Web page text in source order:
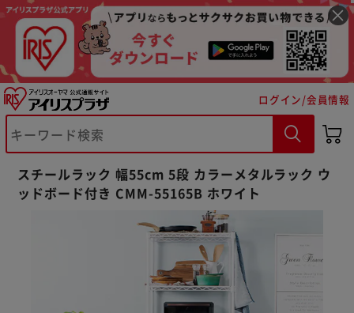
ログイン/会員情報
スチールラック 幅55cm 5段 カラーメタルラック ウ
ッドボード付き CMM-55165B ホワイト